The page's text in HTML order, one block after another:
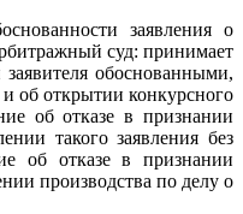
заявления о
суд: принимает
обоснованными,
об открытии конкурсного
об отказе в признании
такого заявления без
об отказе в признании
производства по делу о